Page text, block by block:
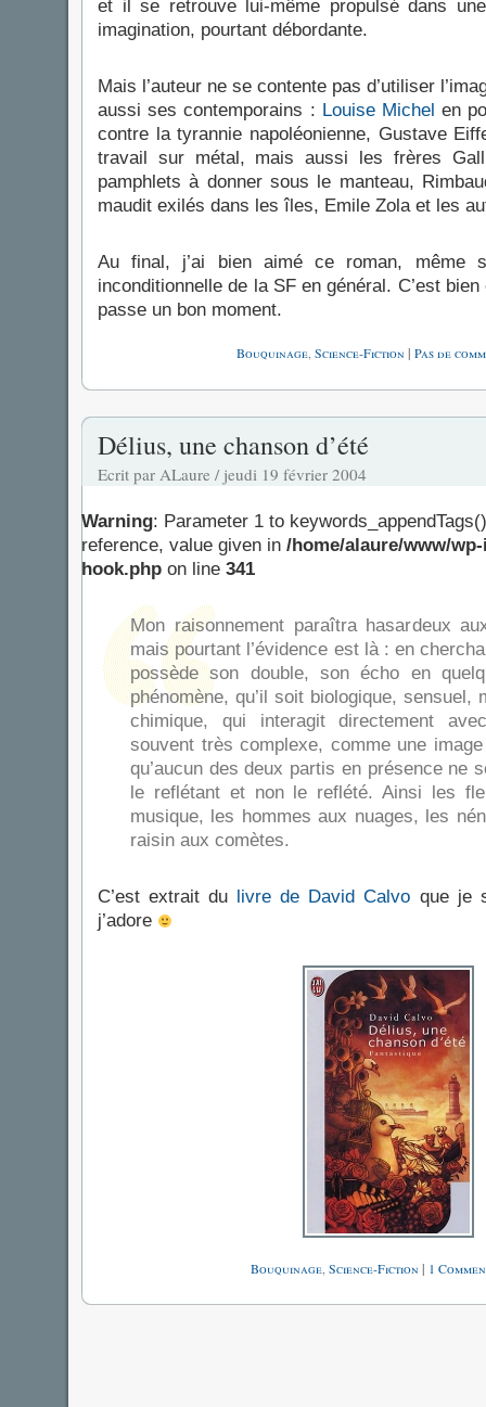
et il se retrouve lui-même propulsé dans
imagination, pourtant débordante.
Mais l’auteur ne se contente pas d’utiliser
aussi ses contemporains : Louise Michel en
contre la tyrannie napoléonienne, Gustave
travail sur métal, mais aussi les frères
pamphlets à donner sous le manteau,
maudit exilés dans les îles, Emile Zola et les
Au final, j’ai bien aimé ce roman,
inconditionnelle de la SF en général. C’est
passe un bon moment.
Bouquinage Science-Fiction | Pas de
Délius, une chanson d’été
Ecrit par ALaure / jeudi 19 février 2004
Warning: Parameter 1 to
reference, value given in /home/alaure/www/
hook.php on line 341
Mon raisonnement paraîtra hasardeux
mais pourtant l’évidence est là : en
possède son double, son écho en
phénomène, qu’il soit biologique, sensuel,
chimique, qui interagit directement
souvent très complexe, comme une
qu’aucun des deux partis en présence ne
le reflétant et non le reflété. Ainsi les
musique, les hommes aux nuages, les
raisin aux comètes.
C’est extrait du livre de David Calvo que je
j’adore
Bouquinage,Science-Fiction | 1